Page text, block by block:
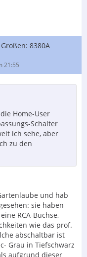
8380A
21:55
Home-User
Schalter
ich sehe, aber
zu den
und hab
sie haben
RCA-Buchse,
wie das prof.
abschaltbar ist
Grau in Tiefschwarz
aufgrund dieser